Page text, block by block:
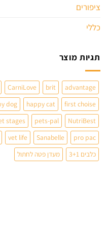
ציפורים
כללי
תגיות מוצר
advantage
brit
CarniLove
first choise
happy cat
dog
NutriBest
pets-pal
stages
pro pac
Sanabelle
vet life
כלבים 3+1
מעדן פטה לחתול